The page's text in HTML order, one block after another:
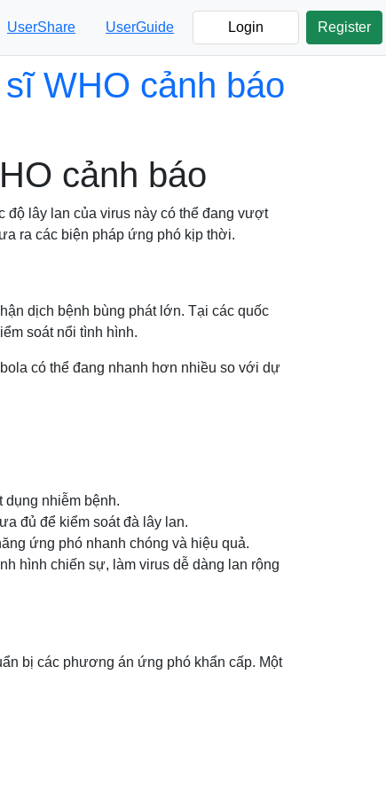
UserShare UserGuide Login Register
WHO cảnh báo
cảnh báo
độ lây lan của virus này có thể đang vượt
ra các biện pháp ứng phó kịp thời.
dịch bệnh bùng phát lớn. Tại các quốc
soát nổi tình hình.
có thể đang nhanh hơn nhiều so với dự
dụng nhiễm bệnh.
đủ để kiểm soát đà lây lan.
ứng phó nhanh chóng và hiệu quả.
hình chiến sự, làm virus dễ dàng lan rộng
bị các phương án ứng phó khẩn cấp. Một